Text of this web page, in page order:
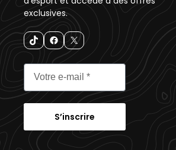
exclusives.
S’inscrire